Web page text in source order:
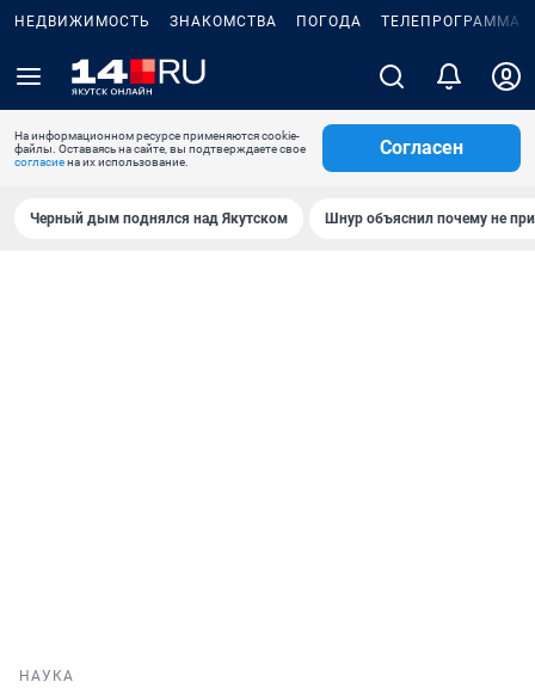
НЕДВИЖИМОСТЬ ЗНАКОМСТВА ПОГОДА ТЕЛЕПРОГРАММА
На информационном ресурсе применяются cookie-
файлы. Оставаясь на сайте, вы подтверждаете свое
согласиена их использование.
Согласен
Черный дым поднялся над Якутском Шнур объяснил почему не
НАУКА